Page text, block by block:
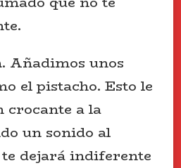
. Añadimos unos
el pistacho. Esto le
crocante a la
un sonido al
dejará indiferente